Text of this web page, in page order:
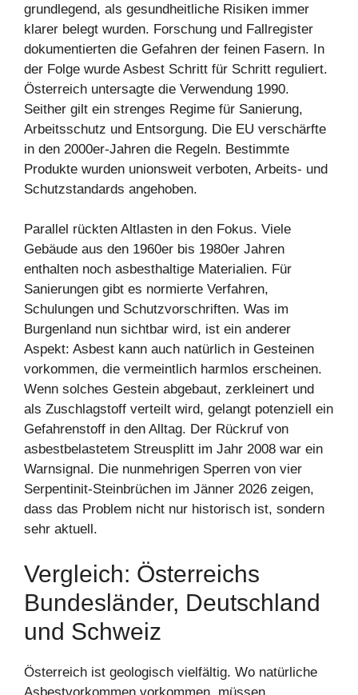
grundlegend, als gesundheitliche Risiken immer
klarer belegt wurden. Forschung und Fallregister
dokumentierten die Gefahren der feinen Fasern. In
der Folge wurde Asbest Schritt für Schritt reguliert.
Österreich untersagte die Verwendung 1990.
Seither gilt ein strenges Regime für Sanierung,
Arbeitsschutz und Entsorgung. Die EU verschärfte
in den 2000er-Jahren die Regeln. Bestimmte
Produkte wurden unionsweit verboten, Arbeits- und
Schutzstandards angehoben.
Parallel rückten Altlasten in den Fokus. Viele
Gebäude aus den 1960er bis 1980er Jahren
enthalten noch asbesthaltige Materialien. Für
Sanierungen gibt es normierte Verfahren,
Schulungen und Schutzvorschriften. Was im
Burgenland nun sichtbar wird, ist ein anderer
Aspekt: Asbest kann auch natürlich in Gesteinen
vorkommen, die vermeintlich harmlos erscheinen.
Wenn solches Gestein abgebaut, zerkleinert und
als Zuschlagstoff verteilt wird, gelangt potenziell ein
Gefahrenstoff in den Alltag. Der Rückruf von
asbestbelastetem Streusplitt im Jahr 2008 war ein
Warnsignal. Die nunmehrigen Sperren von vier
Serpentinit-Steinbrüchen im Jänner 2026 zeigen,
dass das Problem nicht nur historisch ist, sondern
sehr aktuell.
Vergleich: Österreichs
Bundesländer, Deutschland
und Schweiz
Österreich ist geologisch vielfältig. Wo natürliche